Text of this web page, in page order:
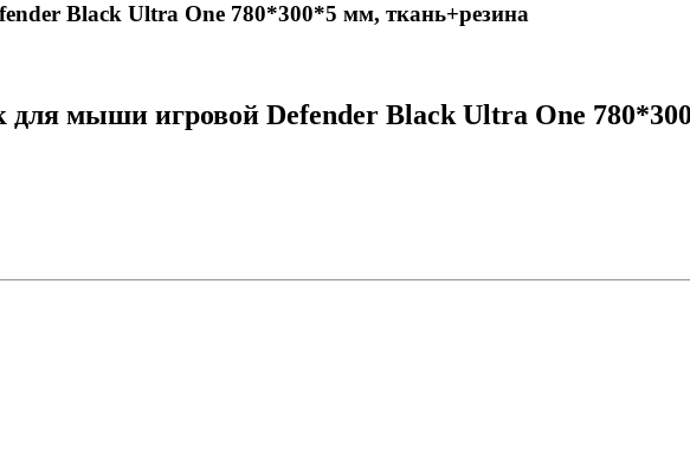
Black Ultra One 780*300*5 мм, ткань+резина
мыши игровой Defender Black Ultra One